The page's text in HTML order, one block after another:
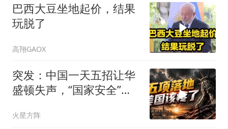
巴西大豆坐地起价，结果
玩脱了
高翔GAOX
突发：中国一天五招让华
盛顿失声，“国家安全”不
火星方阵